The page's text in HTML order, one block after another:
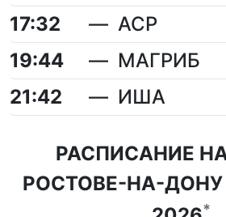
17:32
АСР
19:44
МАГРИБ
21:42 ИША
РАСПИСАНИЕ
РОСТОВЕ-НА-
*